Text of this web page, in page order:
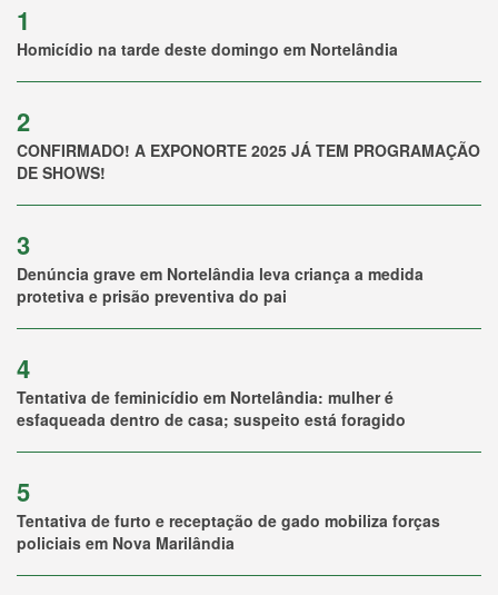
1
Homicídio na tarde deste domingo em Nortelândia
2
CONFIRMADO! A EXPONORTE 2025 JÁ TEM PROGRAMAÇÃO
DE SHOWS!
3
Denúncia grave em Nortelândia leva criança a medida
protetiva e prisão preventiva do pai
4
Tentativa de feminicídio em Nortelândia: mulher é
esfaqueada dentro de casa; suspeito está foragido
5
Tentativa de furto e receptação de gado mobiliza forças
policiais em Nova Marilândia